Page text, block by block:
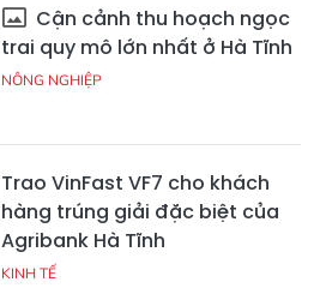
Cận cảnh thu hoạch ngọc
trai quy mô lớn nhất ở Hà Tĩnh
NÔNG NGHIỆP
Trao VinFast VF7 cho khách
hàng trúng giải đặc biệt của
Agribank Hà Tĩnh
KINH TẾ